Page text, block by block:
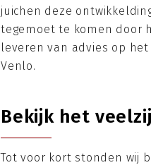
juichen deze
tegemoet te komen door
leveren van advies op
Venlo.
Bekijk het
Tot voor kort stonden wij